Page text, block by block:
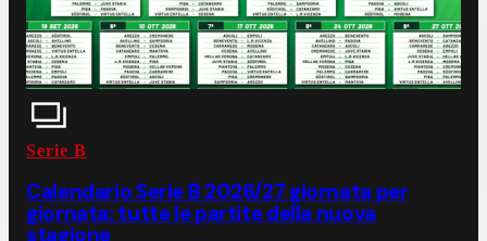
Serie B
Calendario Serie B 2026/27 giornata per
giornata: tutte le partite della nuova
stagione